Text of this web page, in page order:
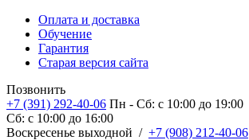
Оплата и доставка
Обучение
Гарантия
Старая версия сайта
Позвонить
+7 (391) 292-40-06 Пн - Сб: c 10:00 до 19:00
Сб: c 10:00 до 16:00
​Воскресенье выходной / +7 (908) 212-40-06